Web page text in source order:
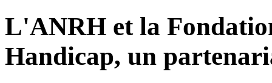
L'ANRH et la
Handicap, un